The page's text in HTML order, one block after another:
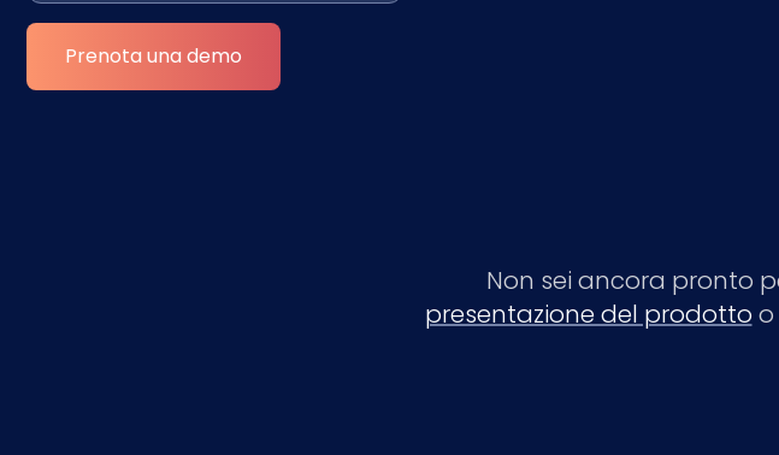
Prenota una demo
Non sei ancora pronto
presentazione del prodotto